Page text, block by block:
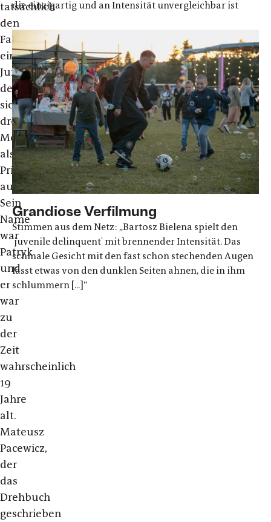
tatsächlich
den
Fall
eines
Jungen,
der
sich
drei
Monate
als
Priester
ausgab.
Sein
Name
war
Patryk
und
er
war
zu
der
Zeit
wahrscheinlich
19
Jahre
alt.
Mateusz
Pacewicz,
der
das
Drehbuch
geschrieben
die einzigartig und an Intensität unvergleichbar ist
Grandiose Verfilmung
Stimmen aus dem Netz: „Bartosz Bielena spielt den
'juvenile delinquent' mit brennender Intensität. Das
schmale Gesicht mit den fast schon stechenden Augen
lässt etwas von den dunklen Seiten ahnen, die in ihm
schlummern [...]“